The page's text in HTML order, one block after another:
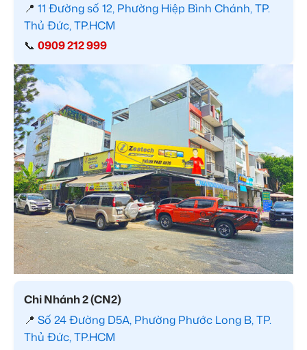
📍 11 Đường số 12, Phường Hiệp Bình Chánh, TP.
Thủ Đức, TP.HCM
📞 0909 212 999
Chi Nhánh 2 (CN2)
📍 Số 24 Đường D5A, Phường Phước Long B, TP.
Thủ Đức, TP.HCM